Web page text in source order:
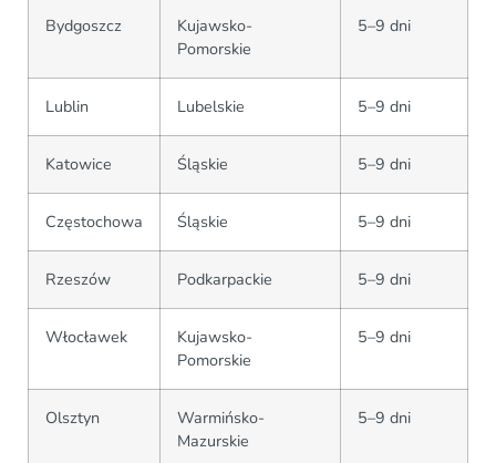
Bydgoszcz
Kujawsko-
Pomorskie
5–9 dni
Lublin Lubelskie 5–9 dni
Katowice Śląskie 5–9 dni
Częstochowa Śląskie 5–9 dni
Rzeszów Podkarpackie 5–9 dni
Włocławek
Kujawsko-
Pomorskie
5–9 dni
Olsztyn
Warmińsko-
Mazurskie
5–9 dni